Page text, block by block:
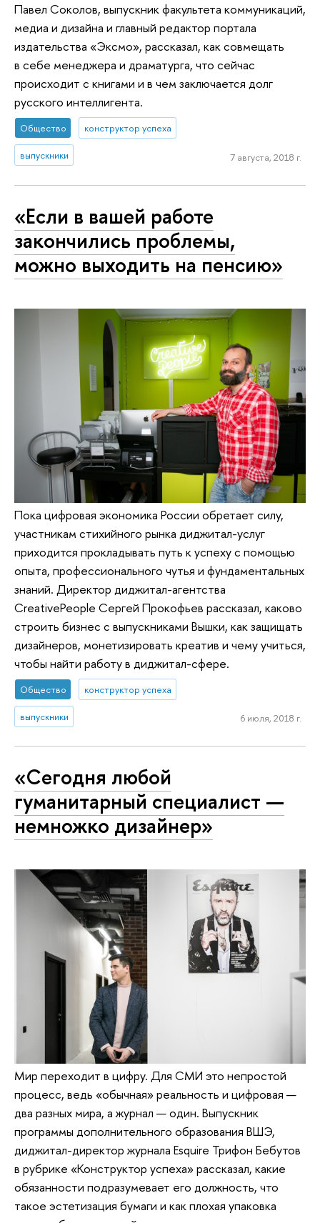
Павел Соколов, выпускник факультета коммуникаций,
медиа и дизайна и главный редактор портала
издательства «Эксмо», рассказал, как совмещать
в себе менеджера и драматурга, что сейчас
происходит с книгами и в чем заключается долг
русского интеллигента.
Общество конструктор успеха
выпускники 7 августа, 2018 г.
«Если в вашей работе
закончились проблемы,
можно выходить на пенсию»
Пока цифровая экономика России обретает силу,
участникам стихийного рынка диджитал-услуг
приходится прокладывать путь к успеху с помощью
опыта, профессионального чутья и фундаментальных
знаний. Директор диджитал-агентства
CreativePeople Сергей Прокофьев рассказал, каково
строить бизнес с выпускниками Вышки, как защищать
дизайнеров, монетизировать креатив и чему учиться,
чтобы найти работу в диджитал-сфере.
Общество конструктор успеха
выпускники 6 июля, 2018 г.
«Сегодня любой
гуманитарный специалист —
немножко дизайнер»
Мир переходит в цифру. Для СМИ это непростой
процесс, ведь «обычная» реальность и цифровая —
два разных мира, а журнал — один. Выпускник
программы дополнительного образования ВШЭ,
диджитал-директор журнала Esquire Трифон Бебутов
в рубрике «Конструктор успеха» рассказал, какие
обязанности подразумевает его должность, что
такое эстетизация бумаги и как плохая упаковка